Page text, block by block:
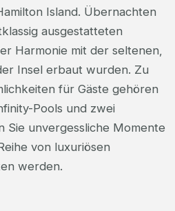
Island. Übernachten
ausgestatteten
Harmonie mit der seltenen,
Insel erbaut wurden. Zu
für Gäste gehören
Pools und zwei
Sie unvergessliche Momente
von luxuriösen
werden.